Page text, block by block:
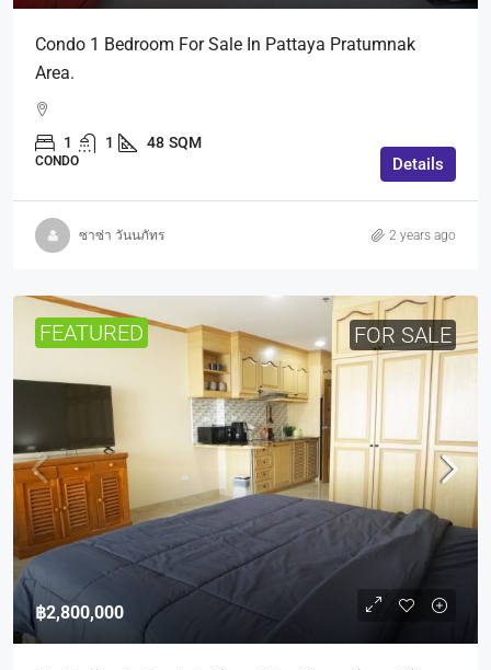
Condo 1 Bedroom For Sale In Pattaya Pratumnak
Area.
1 1 48 SQM
CONDO Details
ซาซ่า วันนภัทร 2 years ago
FEATURED FOR SALE
฿2,800,000